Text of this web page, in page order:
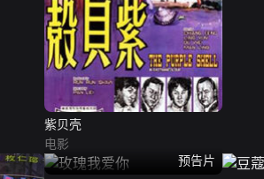
紫贝壳
电影
预告片